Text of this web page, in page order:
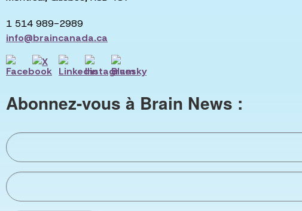
1 514 989-2989
info@braincanada.ca
Abonnez-vous à Brain News :